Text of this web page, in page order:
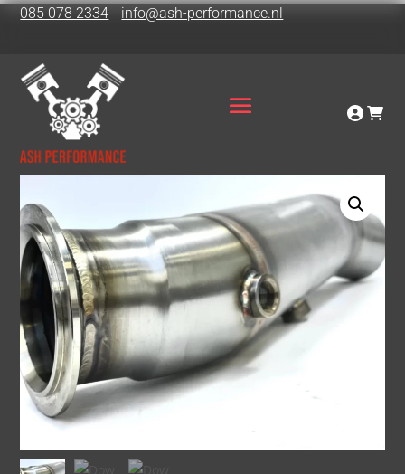
085 078 2334 info@ash-performance.nl